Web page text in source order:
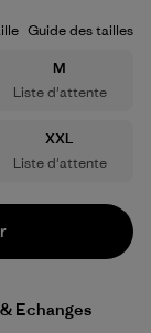
Guide des tailles
Taille
M
Liste d'attente
Taille
XXL
Liste d'attente
Echanges